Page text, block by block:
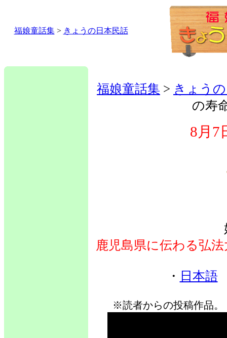
福娘童話集> きょうの日本民話
福娘童話集 > きょう
の寿
8月7
鹿児島県に伝わる弘法
・ 日本語
※読者からの投稿作品